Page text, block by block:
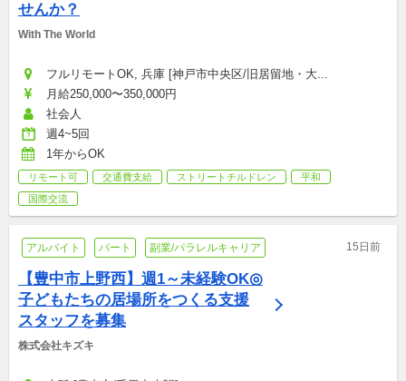
せんか？
With The World
フルリモートOK, 兵庫 [神戸市中央区/旧居留地・大...
月給250,000〜350,000円
社会人
週4~5回
1年からOK
リモート可 交通費支給 ストリートチルドレン
平和
国際交流
アルバイト パート 副業/パラレルキャリア 15日前
【豊中市上野西】週1～未経験OK◎
子どもたちの居場所をつくる支援
スタッフを募集
株式会社キズキ